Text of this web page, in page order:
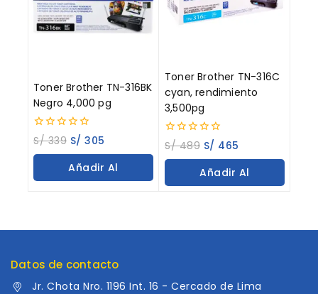
Toner Brother TN-316BK
Negro 4,000 pg
0
out
of
S/339 S/ 305
Añadir Al
Toner Brother TN-316C
cyan, rendimiento
3,500pg
0
out
of
S/489 S/ 465
Añadir Al
Datos de contacto
Jr. Chota Nro. 1196 Int. 16 - Cercado de Lima